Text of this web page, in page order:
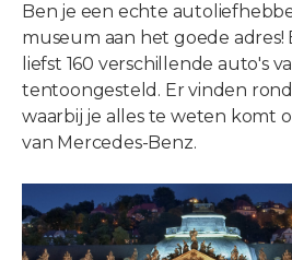
Ben je een echte
museum aan het goede adres!
liefst 160 verschillende auto's
tentoongesteld. Er vinden
waarbij je alles te weten komt
van Mercedes-Benz.